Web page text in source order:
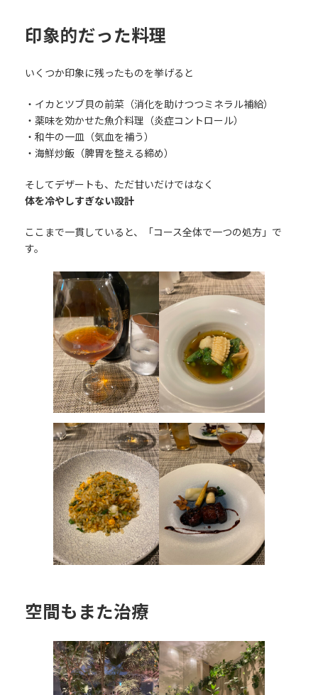
印象的だった料理
いくつか印象に残ったものを挙げると
・イカとツブ貝の前菜（消化を助けつつミネラル補給）
・薬味を効かせた魚介料理（炎症コントロール）
・和牛の一皿（気血を補う）
・海鮮炒飯（脾胃を整える締め）
そしてデザートも、ただ甘いだけではなく
体を冷やしすぎない設計
ここまで一貫していると、「コース全体で一つの処方」で
す。
空間もまた治療